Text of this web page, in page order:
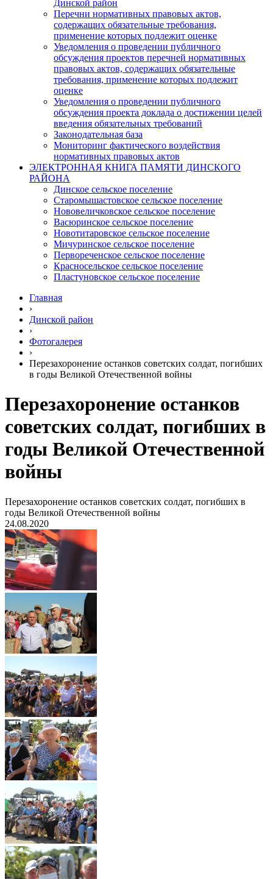
Динской район
Перечни нормативных правовых актов,
содержащих обязательные требования,
применение которых подлежит оценке
Уведомления о проведении публичного
обсуждения проектов перечней нормативных
правовых актов, содержащих обязательные
требования, применение которых подлежит
оценке
Уведомления о проведении публичного
обсуждения проекта доклада о достижении целей
введения обязательных требований
Законодательная база
Мониторинг фактического воздействия
нормативных правовых актов
ЭЛЕКТРОННАЯ КНИГА ПАМЯТИ ДИНСКОГО
РАЙОНА
Динское сельское поселение
Старомышастовское сельское поселение
Нововеличковское сельское поселение
Васюринское сельское поселение
Новотитаровское сельское поселение
Мичуринское сельское поселение
Первореченское сельское поселение
Красносельское сельское поселение
Пластуновское сельское поселение
Главная
›
Динской район
›
Фотогалерея
›
Перезахоронение останков советских солдат, погибших
в годы Великой Отечественной войны
Перезахоронение останков
советских солдат, погибших в
годы Великой Отечественной
войны
Перезахоронение останков советских солдат, погибших в
годы Великой Отечественной войны
24.08.2020